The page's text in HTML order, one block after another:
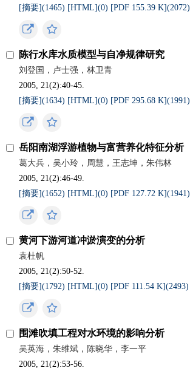
[摘要](1465) [HTML](0) [PDF 155.39 K](2072)
陈行水库水质模型与自净规律研究
刘登国，卢士强，林卫青
2005, 21(2):40-45.
[摘要](1634) [HTML](0) [PDF 295.68 K](1991)
岳阳南湖浮游植物与富营养化特征分析
葛大兵，吴小玲，周慧，王志坤，朱伟林
2005, 21(2):46-49.
[摘要](1652) [HTML](0) [PDF 127.72 K](1941)
黄河下游河道冲淤演变的分析
袁杜帆
2005, 21(2):50-52.
[摘要](1792) [HTML](0) [PDF 111.54 K](2493)
围滩吹填工程对水环境的影响分析
吴英海，朱维斌，陈晓华，李一平
2005, 21(2):53-56.